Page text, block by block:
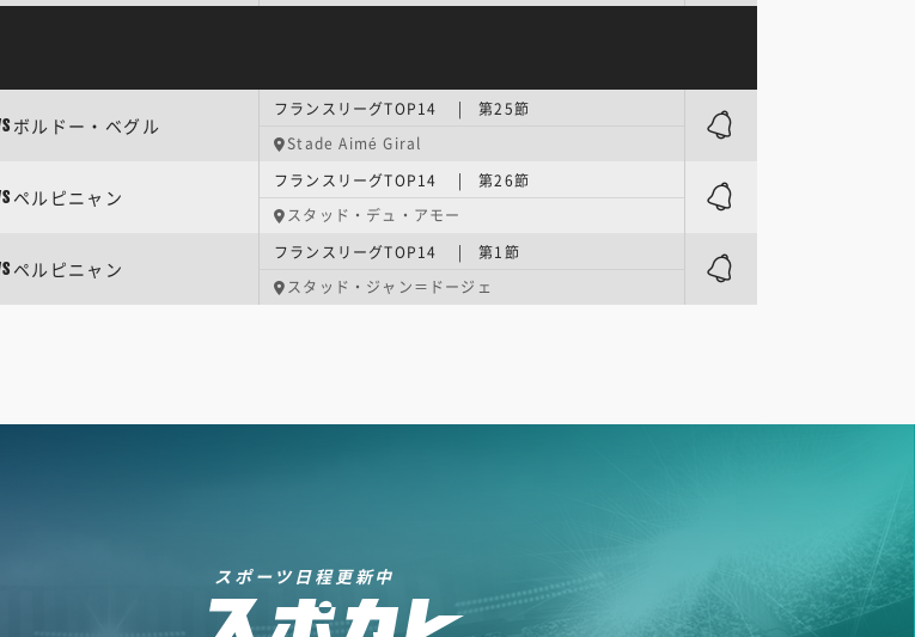
ボルドー・ベグル
フランスリーグTOP14 | 第25節
Stade Aimé Giral
ペルピニャン
フランスリーグTOP14 | 第26節
スタッド・デュ・アモー
ペルピニャン
フランスリーグTOP14 | 第1節
スタッド・ジャン＝ドージェ
スポーツ日程更新中